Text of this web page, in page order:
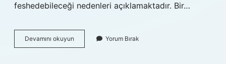
feshedebileceği nedenleri açıklamaktadır. Bir…
Devamını okuyun
Sayılı
Yorum Bırak